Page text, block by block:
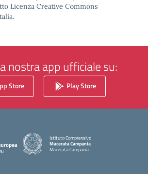
Licenza Creative Commons
nostra app ufficiale su:
Store Play Store
Istituto Comprensivo
Macerata Campania
Macerata Campania
— Visita la pagina iniziale della scuola